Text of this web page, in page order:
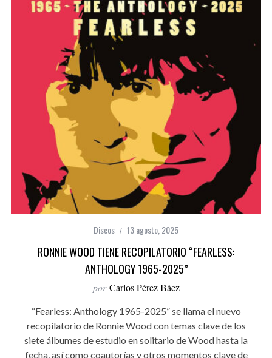
Discos 13 agosto, 2025
RONNIE WOOD TIENE RECOPILATORIO “FEARLESS:
ANTHOLOGY 1965-2025”
por Carlos Pérez Báez
“Fearless: Anthology 1965-2025” se llama el nuevo
recopilatorio de Ronnie Wood con temas clave de los
siete álbumes de estudio en solitario de Wood hasta la
fecha, así como coautorías y otros momentos clave de